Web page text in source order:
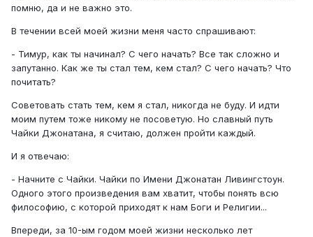
помню, да и не важно это.
В течении всей моей жизни меня часто спрашивают:
- Тимур, как ты начинал? С чего начать? Все так сложно и
запутанно. Как же ты стал тем, кем стал? С чего начать? Что
почитать?
Советовать стать тем, кем я стал, никогда не буду. И идти
моим путем тоже никому не посоветую. Но славный путь
Чайки Джонатана, я считаю, должен пройти каждый.
И я отвечаю:
- Начните с Чайки. Чайки по Имени Джонатан Ливингстоун.
Одного этого произведения вам хватит, чтобы понять всю
философию, с которой приходят к нам Боги и Религии...
Впереди, за 10-ым годом моей жизни несколько лет